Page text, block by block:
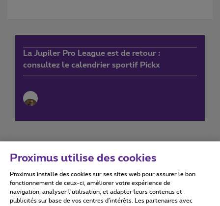
La Jupiler Pro League est de retour :
consultez le calendrier sportif Pickx
Conditions d'utilisation Accessibility statement
Proximus utilise des cookies
Proximus installe des cookies sur ses sites web pour assurer le bon
fonctionnement de ceux-ci, améliorer votre expérience de
navigation, analyser l’utilisation, et adapter leurs contenus et
publicités sur base de vos centres d’intérêts. Les partenaires avec